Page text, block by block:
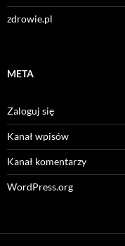
zdrowie.pl
META
Zaloguj się
Kanał wpisów
Kanał komentarzy
WordPress.org